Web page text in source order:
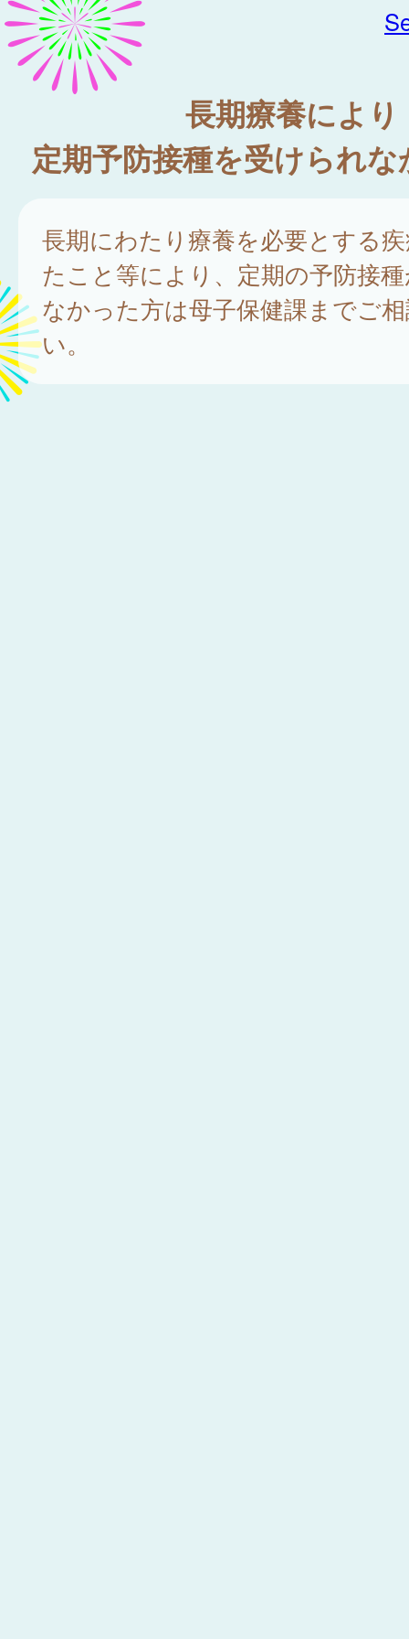
長期療養により
定期予防接種を受けられ
長期にわたり療養を必要とする
たこと等により、定期の予防接
なかった方は母子保健課までご
い。